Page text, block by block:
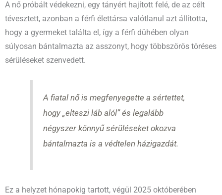
A nő próbált védekezni, egy tányért hajított felé, de az célt
tévesztett, azonban a férfi élettársa valótlanul azt állította,
hogy a gyermeket találta el, így a férfi dühében olyan
súlyosan bántalmazta az asszonyt, hogy többszörös töréses
sérüléseket szenvedett.
A fiatal nő is megfenyegette a sértettet,
hogy „elteszi láb alól” és legalább
négyszer könnyű sérüléseket okozva
bántalmazta is a védtelen házigazdát.
Ez a helyzet hónapokig tartott, végül 2025 októberében